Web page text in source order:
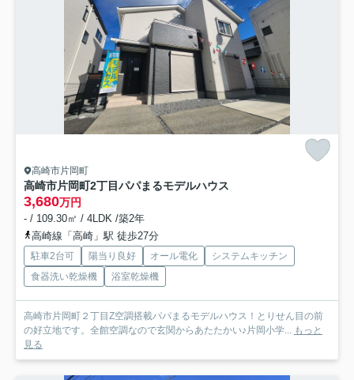
高崎市片岡町
高崎市片岡町2丁目パパまるモデルハウス
3,680万円
- / 109.30㎡ / 4LDK /築2年
高崎線「高崎」駅 徒歩27分
駐車2台可 陽当り良好 オール電化
システムキッチン
食器洗い乾燥機
浴室乾燥機
高崎市片岡町２丁目Z空調搭載パパまるモデルハウス！とりせん目の前
の好立地です。全館空調なので玄関からあたたかい♪片岡小学... もっと
見る